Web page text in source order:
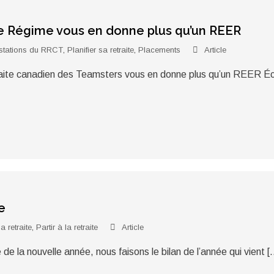
vous en donne plus qu’un REER
du RRCT, Planifier sa retraite, Placements Article
canadien des Teamsters vous en donne plus qu’un REER
retraite, Partir à la retraite Article
la nouvelle année, nous faisons le bilan de l’année qui vient